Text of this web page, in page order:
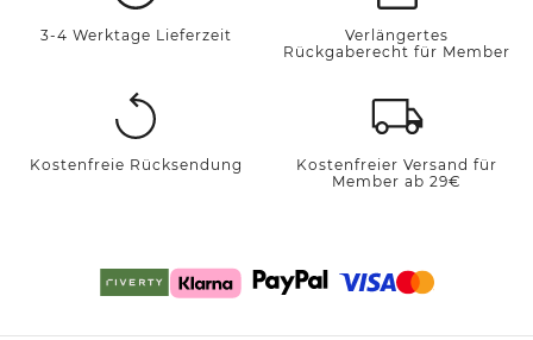
3-4 Werktage Lieferzeit
Verlängertes
Rückgaberecht für Member
Kostenfreie Rücksendung
Kostenfreier Versand für
Member ab 29€